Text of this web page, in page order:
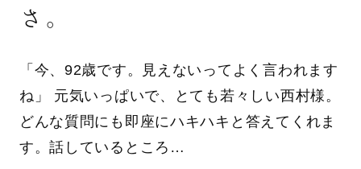
さ。
「今、92歳です。見えないってよく言われます
ね」 元気いっぱいで、とても若々しい西村様。
どんな質問にも即座にハキハキと答えてくれま
す。話しているところ…